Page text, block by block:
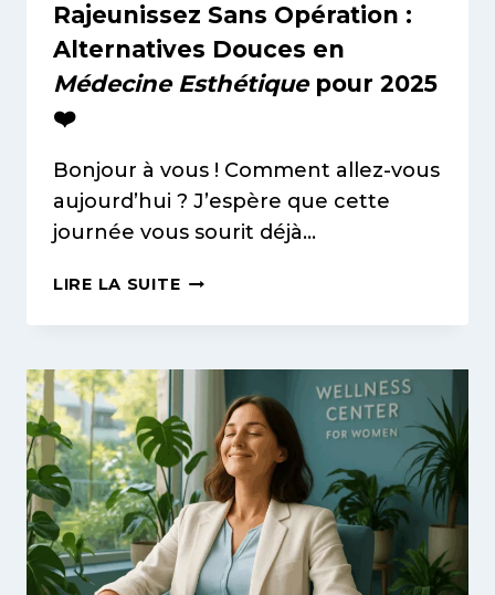
Rajeunissez Sans Opération :
Alternatives Douces en
Médecine Esthétiquepour 2025
❤️
Bonjour à vous ! Comment allez-vous
aujourd’hui ? J’espère que cette
journée vous sourit déjà…
LIRE LA SUITERAJEUNISSEZ
OPÉRATION
DOUCES
EN
MÉDECINE
ESTHÉTIQUE
POUR
2025
❤️